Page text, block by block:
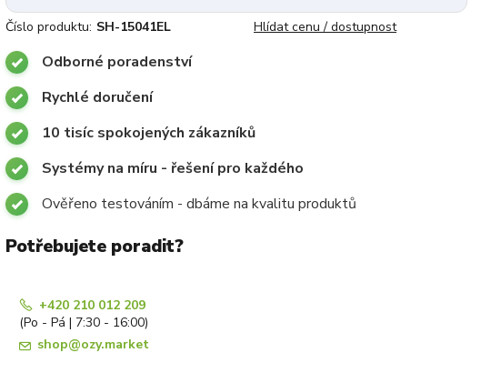
Číslo produktu: SH-15041EL Hlídat cenu / dostupnost
Odborné poradenství
Rychlé doručení
10 tisíc spokojených zákazníků
Systémy na míru - řešení pro každého
Ověřeno testováním - dbáme na kvalitu produktů
Potřebujete poradit?
+420 210 012 209
(Po - Pá | 7:30 - 16:00)
shop@ozy.market